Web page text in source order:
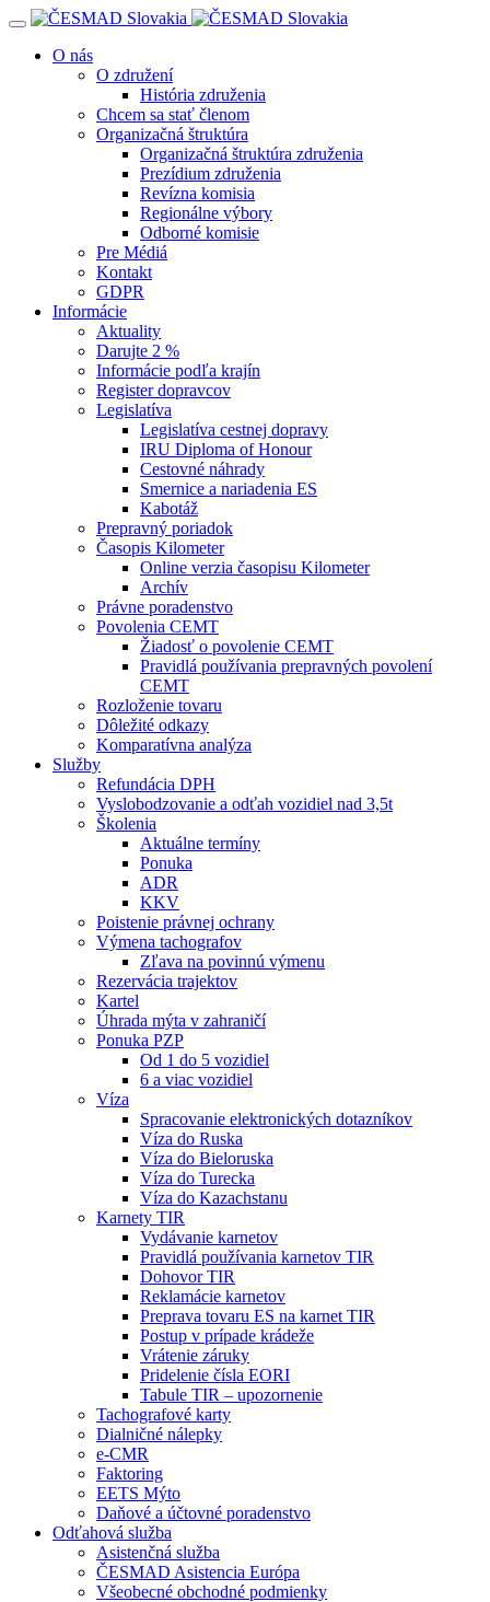
Navigácia
O nás
O združení
História združenia
Chcem sa stať členom
Organizačná štruktúra
Organizačná štruktúra združenia
Prezídium združenia
Revízna komisia
Regionálne výbory
Odborné komisie
Pre Médiá
Kontakt
GDPR
Informácie
Aktuality
Darujte 2 %
Informácie podľa krajín
Register dopravcov
Legislatíva
Legislatíva cestnej dopravy
IRU Diploma of Honour
Cestovné náhrady
Smernice a nariadenia ES
Kabotáž
Prepravný poriadok
Časopis Kilometer
Online verzia časopisu Kilometer
Archív
Právne poradenstvo
Povolenia CEMT
Žiadosť o povolenie CEMT
Pravidlá používania prepravných povolení
CEMT
Rozloženie tovaru
Dôležité odkazy
Komparatívna analýza
Služby
Refundácia DPH
Vyslobodzovanie a odťah vozidiel nad 3,5t
Školenia
Aktuálne termíny
Ponuka
ADR
KKV
Poistenie právnej ochrany
Výmena tachografov
Zľava na povinnú výmenu
Rezervácia trajektov
Kartel
Úhrada mýta v zahraničí
Ponuka PZP
Od 1 do 5 vozidiel
6 a viac vozidiel
Víza
Spracovanie elektronických dotazníkov
Víza do Ruska
Víza do Bieloruska
Víza do Turecka
Víza do Kazachstanu
Karnety TIR
Vydávanie karnetov
Pravidlá používania karnetov TIR
Dohovor TIR
Reklamácie karnetov
Preprava tovaru ES na karnet TIR
Postup v prípade krádeže
Vrátenie záruky
Pridelenie čísla EORI
Tabule TIR – upozornenie
Tachografové karty
Dialničné nálepky
e-CMR
Faktoring
EETS Mýto
Daňové a účtovné poradenstvo
Odťahová služba
Asistenčná služba
ČESMAD Asistencia Európa
Všeobecné obchodné podmienky